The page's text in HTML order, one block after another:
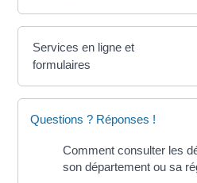
Services en ligne et
formulaires
Questions ? Réponses !
Comment consulter les
son département ou sa